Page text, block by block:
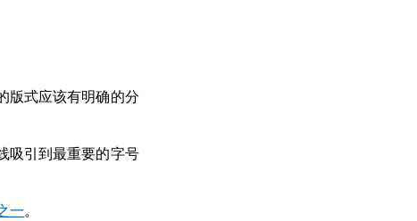
版式应该有明确的分
吸引到最重要的字号
一。